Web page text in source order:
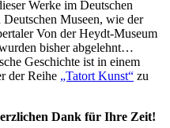
Werke im Deutschen
Museen, wie der
Von der Heydt-Museum
bisher abgelehnt…
Geschichte ist in einem
der Reihe „Tatort Kunst“ zu
Dank für Ihre Zeit!